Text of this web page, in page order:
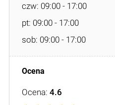
czw: 09:00 - 17:00
pt: 09:00 - 17:00
sob: 09:00 - 17:00
Ocena: 4.6